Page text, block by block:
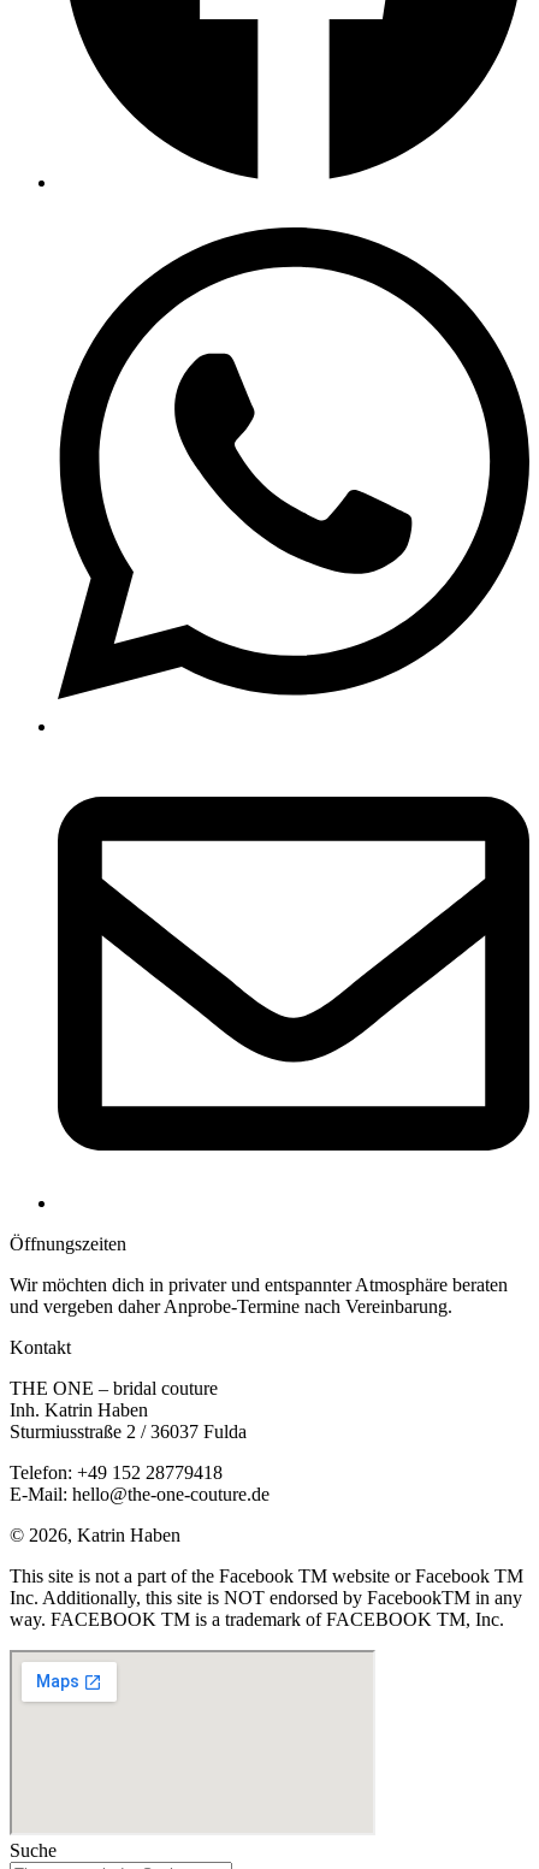
Öffnungs­zeiten
Wir möchten dich in privater und entspannter Atmosphäre beraten
und vergeben daher Anprobe-Termine nach Vereinbarung.
Kontakt
THE ONE – bridal couture
Inh. Katrin Haben
Sturmiusstraße 2 / 36037 Fulda
Telefon: +49 152 28779418
E-Mail: hello@the-one-couture.de
© 2026, Katrin Haben
This site is not a part of the Facebook TM website or Facebook TM
Inc. Additionally, this site is NOT endorsed by FacebookTM in any
way. FACEBOOK TM is a trademark of FACEBOOK TM, Inc.
Suche